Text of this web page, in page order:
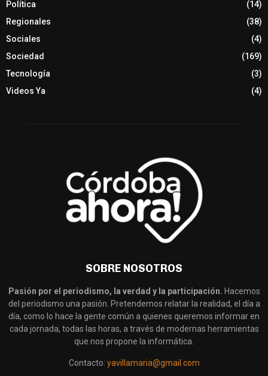
Política
(14)
Regionales
(38)
Sociales
(4)
Sociedad
(169)
Tecnología
(3)
Videos Ya
(4)
SOBRE NOSOTROS
Pasión por el periodismo, la verdad y la participación. Hacemos
del periodismo una pasión. Pretendemos relatar la realidad, el día a
día, como lo hace la gente común a quienes queremos informar en
cada jornada, todas las horas, a través de modernas herramientas
que nos propone la informática.
Contacto: yavillamaria@gmail.com